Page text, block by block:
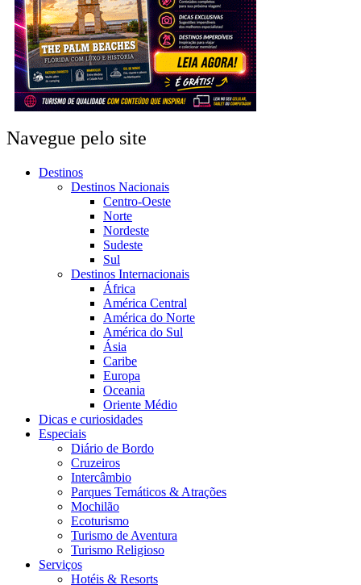
Navegue pelo site
Destinos
Destinos Nacionais
Centro-Oeste
Norte
Nordeste
Sudeste
Sul
Destinos Internacionais
África
América Central
América do Norte
América do Sul
Ásia
Caribe
Europa
Oceania
Oriente Médio
Dicas e curiosidades
Especiais
Diário de Bordo
Cruzeiros
Intercâmbio
Parques Temáticos & Atrações
Mochilão
Ecoturismo
Turismo de Aventura
Turismo Religioso
Serviços
Hotéis & Resorts